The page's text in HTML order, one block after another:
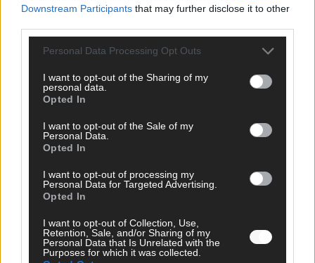
Downstream Participants that may further disclose it to other
Personal Data Processing Opt Outs
I want to opt-out of the Sharing of my
personal data.
Opted In
I want to opt-out of the Sale of my
Personal Data.
Opted In
I want to opt-out of processing my
Personal Data for Targeted Advertising.
Opted In
I want to opt-out of Collection, Use,
Retention, Sale, and/or Sharing of my
Personal Data that Is Unrelated with the
Purposes for which it was collected.
KOMMENTAR
JJ hat den Abend gerettet – der Rest des ESC-Halbfinales
war solide, aber kein Feuerwerk
Mai 2026
ESC-Halbfinale 2: Das sagen die Wettquoten – vier sicher,
sechs zittern, einer chancenlos!
KOMMENTAR
Wer zahlt, steht im Finale – ist das beim ESC wirklich fair?
Mai 2026